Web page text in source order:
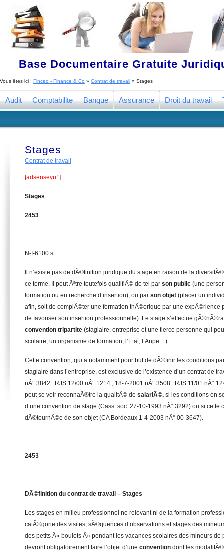
Base Documentaire Gratuite
Vous êtes ici : Finceo - Finance & Co » Contrat de travail » Stages
Audit Comptabilite Banque Assurance Droit du travail
Stages
Contrat de travail
[adsenseyu1]
Stages
2453
N-I-6100 s
Il n’existe pas de dÃ©finition juridique du stage en raison de la
ce terme. Il peut Ãªtre toutefois qualifiÃ© de tel par son public (une
formation ou en recherche d’insertion), ou par son objet (placer un
afin, soit de complÃ©ter une formation thÃ©orique par une expÃ©rience
de favoriser son insertion professionnelle). Le stage s’effectue
convention tripartite (stagiaire, entreprise et une tierce personne qui
scolaire, un organisme de formation, l’Etat, l’Anpe…).
Cette convention, qui a notamment pour but de dÃ©finir les conditions
stagiaire dans l’entreprise, est exclusive de l’existence d’un contrat de
nÂ° 3842 : RJS 12/00 nÂ° 1214 ; 18-7-2001 nÂ° 3508 : RJS 11/01 nÂ°
peut se voir reconnaÃ®tre la qualitÃ© de salariÃ©, si les conditions en
d’une convention de stage (Cass. soc. 27-10-1993 nÂ° 3292) ou si
dÃ©tournÃ©e de son objet (CA Bordeaux 1-4-2003 nÂ° 00-3647).
2453
DÃ©finition du contrat de travail – Stages
Les stages en milieu professionnel ne relevant ni de la formation
catÃ©gorie des visites, sÃ©quences d’observations et stages des
des petits Â« boulots Â» pendant les vacances scolaires des mineurs de
devront obligatoirement faire l’objet d’une convention dont les